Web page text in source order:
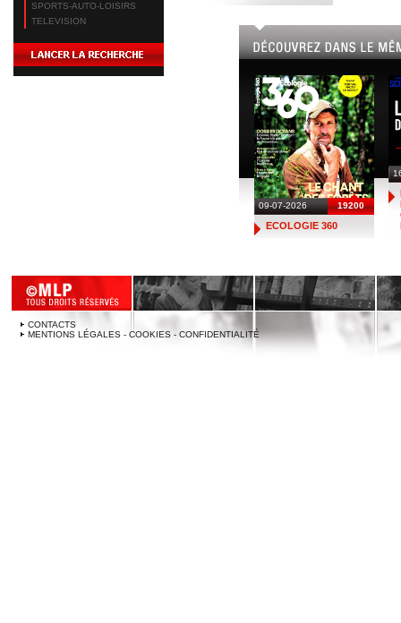
SPORTS-AUTO-LOISIRS
TELEVISION
09-07-2026 19200
ECOLOGIE 360
CONTACTS
MENTIONS LÉGALES - COOKIES - CONFIDENTIALITÉ